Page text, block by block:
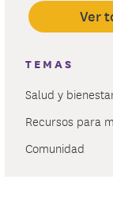
Ver
TEMAS
Salud y
Recursos para
Comunidad